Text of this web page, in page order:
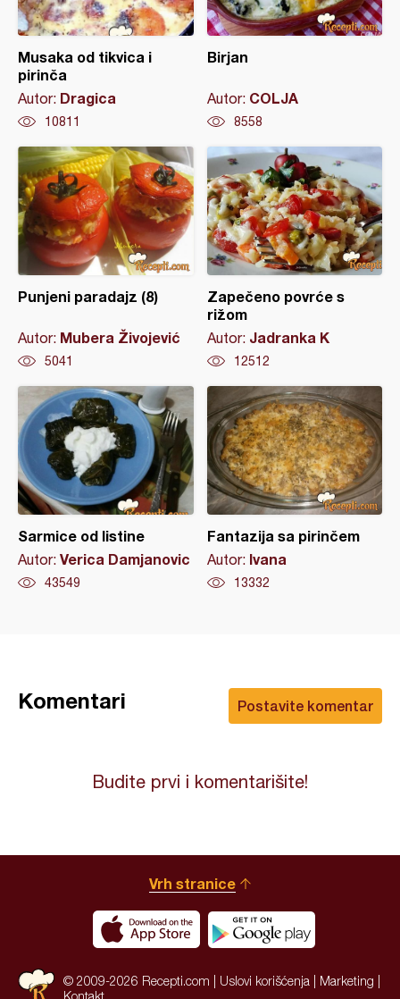
Musaka od tikvica i
pirinča
Autor: Dragica
10811
Birjan
Autor: COLJA
8558
Punjeni paradajz (8)
Autor: Mubera Živojević
5041
Zapečeno povrće s
rižom
Autor: Jadranka K
12512
Sarmice od listine
Autor: Verica Damjanovic
43549
Fantazija sa pirinčem
Autor: Ivana
13332
Postavite komentar
Komentari
Budite prvi i komentarišite!
Vrh stranice
© 2009-2026 Recepti.com | Uslovi korišćenja Marketing
Kontakt